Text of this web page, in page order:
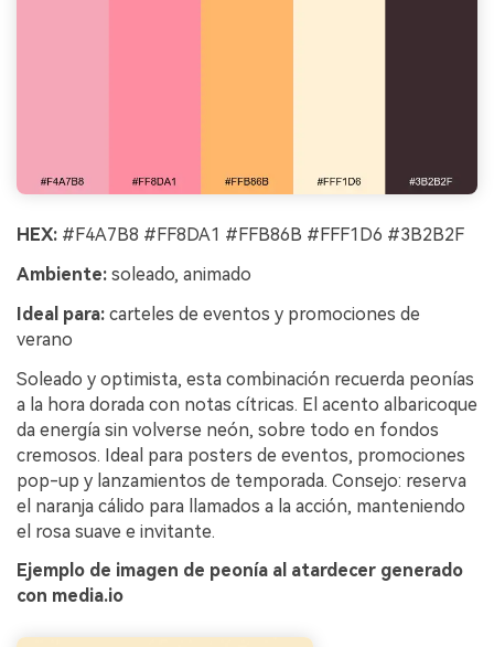
HEX: #F4A7B8 #FF8DA1 #FFB86B #FFF1D6 #3B2B2F
Ambiente: soleado, animado
Ideal para: carteles de eventos y promociones de
verano
Soleado y optimista, esta combinación recuerda peonías
a la hora dorada con notas cítricas. El acento albaricoque
da energía sin volverse neón, sobre todo en fondos
cremosos. Ideal para posters de eventos, promociones
pop-up y lanzamientos de temporada. Consejo: reserva
el naranja cálido para llamados a la acción, manteniendo
el rosa suave e invitante.
Ejemplo de imagen de peonía al atardecer generado
con media.io